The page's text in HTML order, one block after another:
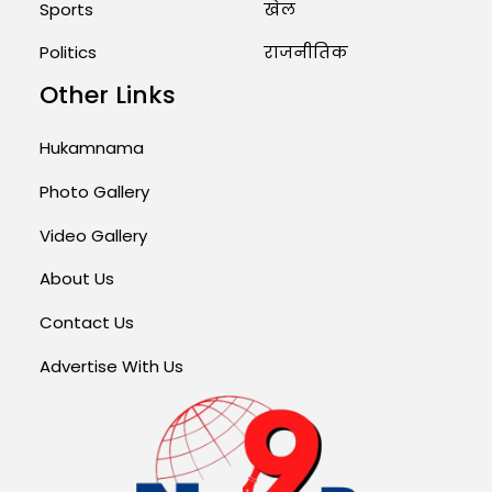
Sports
Politics
खेल
राजनीतिक
Other Links
Hukamnama
Photo Gallery
Video Gallery
About Us
Contact Us
Advertise With Us